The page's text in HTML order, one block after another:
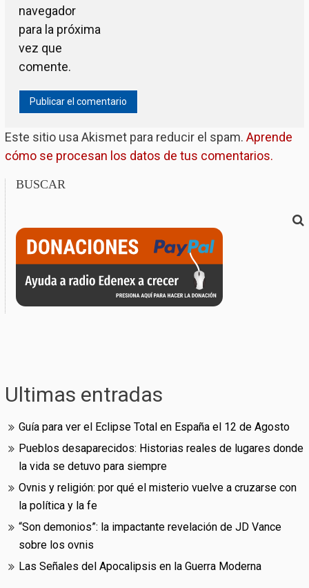
navegador
para la próxima
vez que
comente.
Este sitio usa Akismet para reducir el spam. Aprende
cómo se procesan los datos de tus comentarios.
BUSCAR
Ultimas entradas
Guía para ver el Eclipse Total en España el 12 de Agosto
Pueblos desaparecidos: Historias reales de lugares donde
la vida se detuvo para siempre
Ovnis y religión: por qué el misterio vuelve a cruzarse con
la política y la fe
“Son demonios”: la impactante revelación de JD Vance
sobre los ovnis
Las Señales del Apocalipsis en la Guerra Moderna